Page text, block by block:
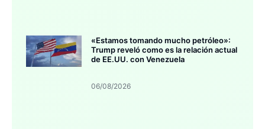
«Estamos tomando mucho petróleo»:
Trump reveló como es la relación actual
de EE.UU. con Venezuela
06/08/2026